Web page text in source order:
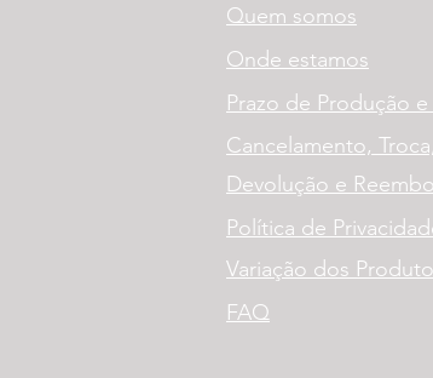
Quem somos
Onde estamos
Prazo de Produção e
Cancelamento, Troca,
Devolução e
Política de
Variação dos
FAQ